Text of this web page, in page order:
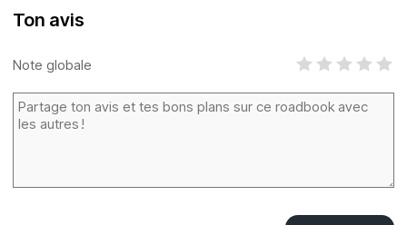
Ton avis
Note globale